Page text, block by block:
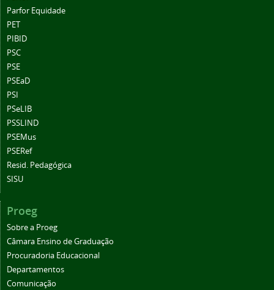
Parfor Equidade
PET
PIBID
PSC
PSE
PSEaD
PSI
PSeLIB
PSSLIND
PSEMus
PSERef
Resid. Pedagógica
SISU
Proeg
Sobre a Proeg
Câmara Ensino de Graduação
Procuradoria Educacional
Departamentos
Comunicação